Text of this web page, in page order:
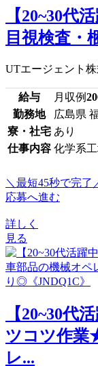
【20~30代
目視検査・
UTエージェント
給与 月収例
勤務地
広島県
寮・社宅 あり
仕事内容 化学系
＼最短45秒で完了
応募へ進む
詳しく
見る
【20~30代
ツコツ作業
レ...